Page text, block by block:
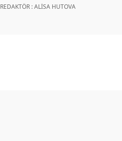
REDAKTÖR : ALİSA HUTOVA